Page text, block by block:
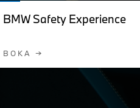
BMW Safety Experience
BOKA →